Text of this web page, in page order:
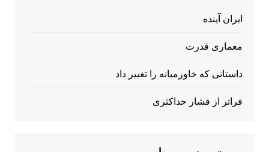
ایران آینده
معماری قدرت
داستانی که خاورمیانه را تغییر داد
فراتر از فشار حداکثری